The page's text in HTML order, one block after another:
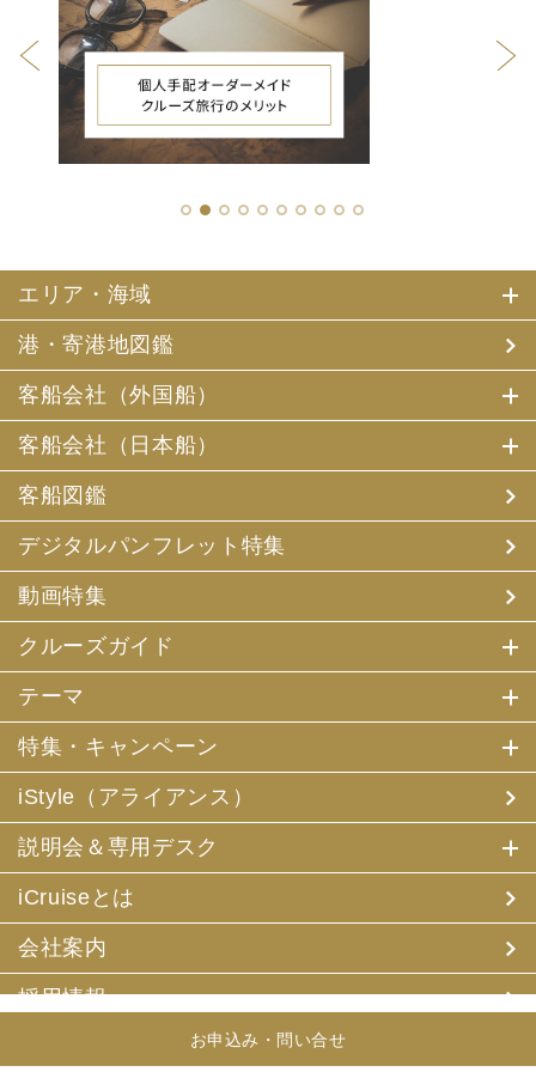
1 2 3 4 5 6 7 8 9 10
エリア・海域
港・寄港地図鑑
客船会社（外国船）
客船会社（日本船）
客船図鑑
デジタルパンフレット特集
動画特集
クルーズガイド
テーマ
特集・キャンペーン
iStyle（アライアンス）
説明会＆専用デスク
iCruiseとは
会社案内
採用情報
お申込み・問い合せ